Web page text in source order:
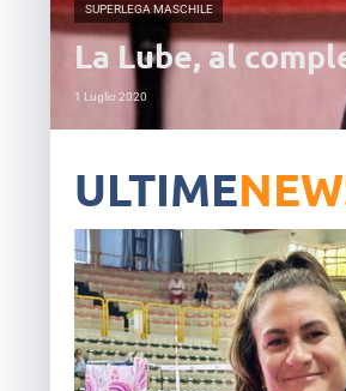
SUPERLEGA MASCHILE
La Lube, al
1 Luglio 2020
ULTIME